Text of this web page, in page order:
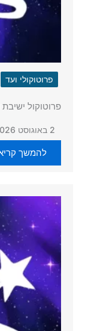
פרוטוקולי ועד
פרוטוקול ישיבת ועד
2 באוגוסט 2026
להמשך